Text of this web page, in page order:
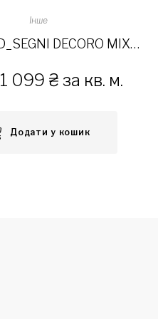
Інше
MARAZZI D_SEGNI DECORO MIX CALDI 20×20
1 099 ₴ за кв. м.
Додати у кошик